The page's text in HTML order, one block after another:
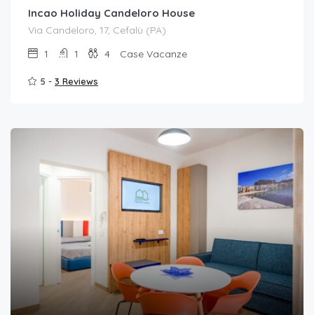
Incao Holiday Candeloro House
Via Candeloro, 17, Cefalù (PA)
1
1 4 Case Vacanze
5 - 3 Reviews